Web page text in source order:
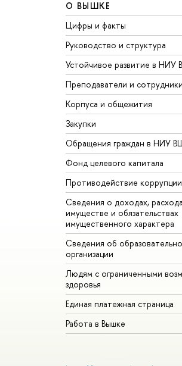
О ВЫШКЕ
Цифры и факты
Руководство и структура
Устойчивое развитие в НИУ
Преподаватели и сотрудники
Корпуса и общежития
Закупки
Обращения граждан в НИУ
Фонд целевого капитала
Противодействие коррупции
Сведения о доходах,
имуществе и обязательствах
имущественного характера
Сведения об
организации
Людям с ограниченными
здоровья
Единая платежная страница
Работа в Вышке